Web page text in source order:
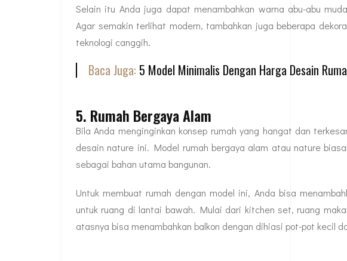
Selain itu Anda juga dapat menambahkan warna abu-abu
Agar semakin terlihat modern, tambahkan juga beberapa
teknologi canggih.
Baca Juga: 5 Model Minimalis Dengan Harga Desain
5. Rumah Bergaya Alam
Bila Anda menginginkan konsep rumah yang hangat dan
desain nature ini. Model rumah bergaya alam atau nature
sebagai bahan utama bangunan.
Untuk membuat rumah dengan model ini, Anda bisa
untuk ruang di lantai bawah. Mulai dari kitchen set, ruang
atasnya bisa menambahkan balkon dengan dihiasi pot-pot kecil